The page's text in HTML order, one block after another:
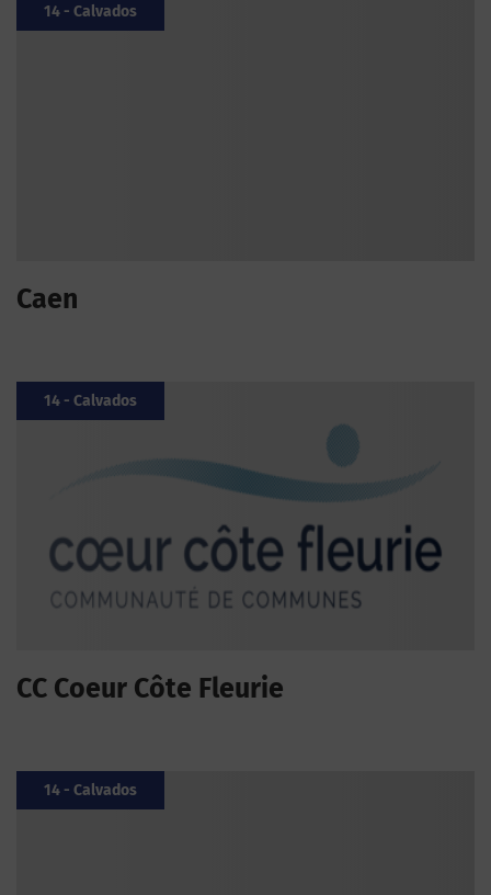
14 - Calvados
Caen
14 - Calvados
CC Coeur Côte Fleurie
14 - Calvados